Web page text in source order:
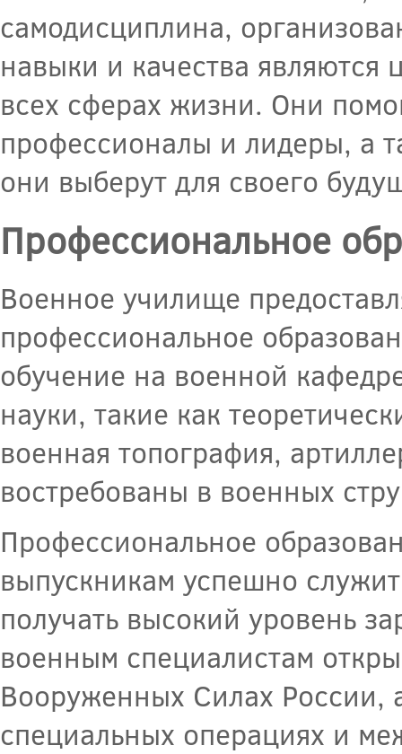
самодисциплина,
навыки и качества
всех сферах жизни. Они
профессионалы и лидеры, а
они выберут для своего
Профессиональное
Военное училище
профессиональное
обучение на военной
науки, такие как
военная топография,
востребованы в военных
Профессиональное
выпускникам успешно
получать высокий уровень
военным специалистам
Вооруженных Силах России,
специальных операциях и